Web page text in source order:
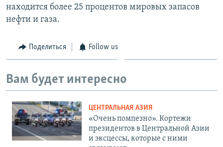
находится более 25 процентов мировых запасов
нефти и газа.
Поделиться Follow us
Вам будет интересно
ЦЕНТРАЛЬНАЯ АЗИЯ
«Очень помпезно». Кортежи
президентов в Центральной Азии
и эксцессы, которые с ними